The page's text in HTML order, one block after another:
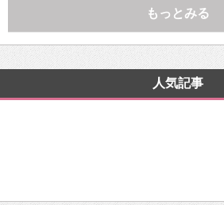
もっとみる
人気記事